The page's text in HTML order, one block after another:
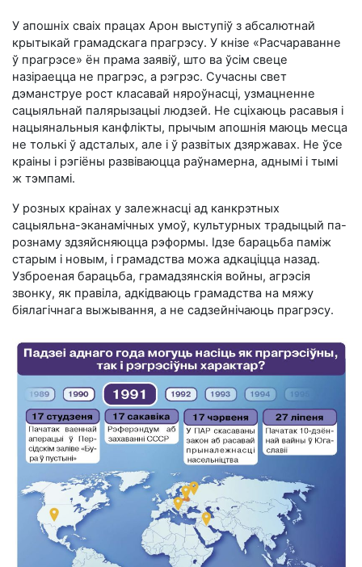
У апошніх сваіх працах Арон выступіў з абсалютнай
крытыкай грамадскага прагрэсу. У кнізе «Расчараванне
ў прагрэсе» ён прама заявіў, што ва ўсім свеце
назіраецца не прагрэс, а рэгрэс. Сучасны свет
дэманструе рост класавай няроўнасці, узмацненне
сацыяльнай палярызацыі людзей. Не сціхаюць расавыя і
нацыянальныя канфлікты, прычым апошнія маюць месца
не толькі ў адсталых, але і ў развітых дзяржавах. Не ўсе
краіны і рэгіёны развіваюцца раўнамерна, аднымі і тымі
ж тэмпамі.
У розных краінах у залежнасці ад канкрэтных
сацыяльна-эканамічных умоў, культурных традыцый па-
рознаму здзяйсняюцца рэформы. Ідзе барацьба паміж
старым і новым, і грамадства можа адкаціцца назад.
Узброеная барацьба, грамадзянскія войны, агрэсія
звонку, як правіла, адкідваюць грамадства на мяжу
біялагічнага выжывання, а не садзейнічаюць прагрэсу.